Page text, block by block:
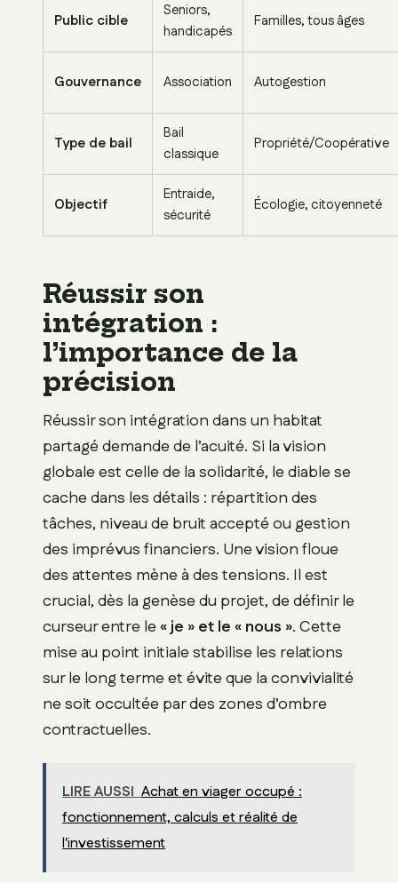
Public cible
Seniors,
handicapés
Familles, tous âges
Gouvernance Association Autogestion
Type de bail
Bail
classique
Propriété/Coopérative
Objectif
Entraide,
sécurité
Écologie, citoyenneté
Réussir son
intégration :
l’importance de la
précision
Réussir son intégration dans un habitat
partagé demande de l’acuité. Si la vision
globale est celle de la solidarité, le diable se
cache dans les détails : répartition des
tâches, niveau de bruit accepté ou gestion
des imprévus financiers. Une vision floue
des attentes mène à des tensions. Il est
crucial, dès la genèse du projet, de définir le
curseur entre le« je » et le « nous ». Cette
mise au point initiale stabilise les relations
sur le long terme et évite que la convivialité
ne soit occultée par des zones d’ombre
contractuelles.
LIRE AUSSI Achat en viager occupé :
fonctionnement, calculs et réalité de
l'investissement